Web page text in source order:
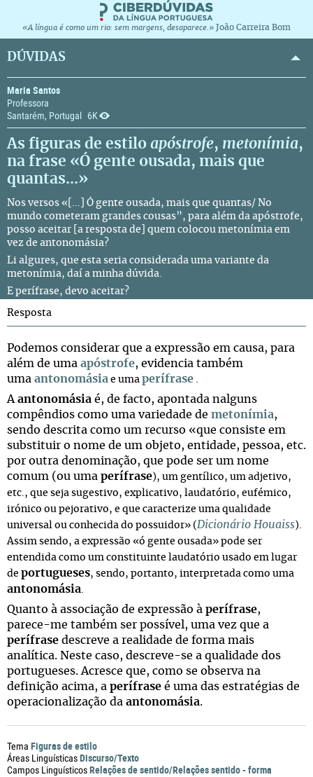
«A língua é como um rio: sem margens, desaparece.» João Carreira Bom
DÚVIDAS
Maria Santos
Professora
Santarém, Portugal
6K
As figuras de estilo apóstrofe, metonímia,
na frase «Ó gente ousada, mais que
quantas...»
Nos versos «[...] Ó gente ousada, mais que quantas/ No
mundo cometeram grandes cousas”, para além da apóstrofe,
posso aceitar [a resposta de] quem colocou metonímia em
vez de antonomásia?
Li algures, que esta seria considerada uma variante da
metonímia, daí a minha dúvida.
E perífrase, devo aceitar?
Resposta
Podemos considerar que a expressão em causa, para
além de uma apóstrofe, evidencia também
uma antonomásia e uma perífrase .
A antonomásia é, de facto, apontada nalguns
compêndios como uma variedade de metonímia,
sendo descrita como um recurso «que consiste em
substituir o nome de um objeto, entidade, pessoa, etc.
por outra denominação, que pode ser um nome
comum (ou uma perífrase), um gentílico, um adjetivo,
etc., que seja sugestivo, explicativo, laudatório, eufémico,
irónico ou pejorativo, e que caracterize uma qualidade
universal ou conhecida do possuidor» ( Dicionário Houaiss).
Assim sendo, a expressão «ó gente ousada» pode ser
entendida como um constituinte laudatório usado em lugar
de portugueses, sendo, portanto, interpretada como uma
antonomásia.
Quanto à associação de expressão à perífrase,
parece-me também ser possível, uma vez que a
perífrase descreve a realidade de forma mais
analítica. Neste caso, descreve-se a qualidade dos
portugueses. Acresce que, como se observa na
definição acima, a perífrase é uma das estratégias de
operacionalização da antonomásia.
Tema Figuras de estilo
Áreas LinguísticasDiscurso/Texto
Campos LinguísticosRelações de sentido/Relações sentido - forma